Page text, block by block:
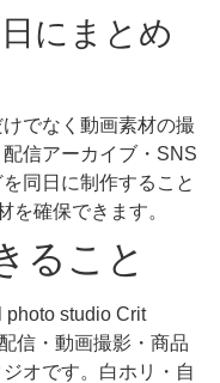
にまとめ
でなく動画素材の撮
信アーカイブ・SNS
同日に制作すること
を確保できます。
ること
photo studio Crit
信・動画撮影・商品
オです。白ホリ・自